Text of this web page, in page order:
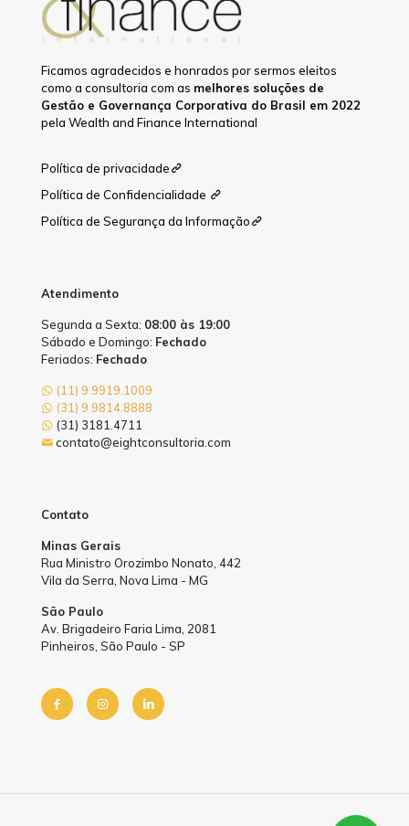
Ficamos agradecidos e honrados por sermos eleitos
como a consultoria com as melhores soluções de
Gestão e Governança Corporativa do Brasil em 2022
pela Wealth and Finance International
Política de privacidade
Política de Confidencialidade
Política de Segurança da Informação
Atendimento
Segunda a Sexta: 08:00 às 19:00
Sábado e Domingo: Fechado
Feriados: Fechado
(11) 9 9919.1009
(31) 9 9814.8888
(31) 3181.4711
contato@eightconsultoria.com
Contato
Minas Gerais
Rua Ministro Orozimbo Nonato, 442
Vila da Serra, Nova Lima - MG
São Paulo
Av. Brigadeiro Faria Lima, 2081
Pinheiros, São Paulo - SP